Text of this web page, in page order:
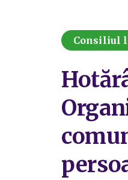
Consiliul